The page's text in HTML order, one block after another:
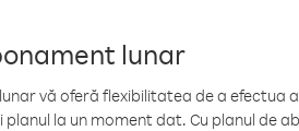
lunar
vă oferă flexibilitatea de a
planul la un moment dat. Cu planul de